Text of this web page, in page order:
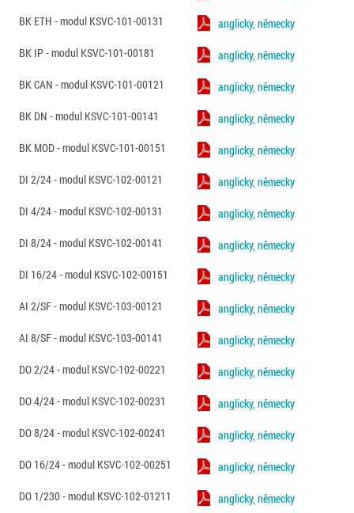
BK ETH - modul KSVC-101-00131
anglicky, německy
BK IP - modul KSVC-101-00181
anglicky, německy
BK CAN - modul KSVC-101-00121
anglicky, německy
BK DN - modul KSVC-101-00141
anglicky, německy
BK MOD - modul KSVC-101-00151
anglicky, německy
DI 2/24 - modul KSVC-102-00121
anglicky, německy
DI 4/24 - modul KSVC-102-00131
anglicky, německy
DI 8/24 - modul KSVC-102-00141
anglicky, německy
DI 16/24 - modul KSVC-102-00151
anglicky, německy
AI 2/SF - modul KSVC-103-00121
anglicky, německy
AI 8/SF - modul KSVC-103-00141
anglicky, německy
DO 2/24 - modul KSVC-102-00221
anglicky, německy
DO 4/24 - modul KSVC-102-00231
anglicky, německy
DO 8/24 - modul KSVC-102-00241
anglicky, německy
DO 16/24 - modul KSVC-102-00251
anglicky, německy
DO 1/230 - modul KSVC-102-01211
anglicky, německy